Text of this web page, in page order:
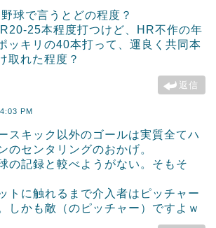
球で言うとどの程度？
25本程度打つけど、HR不作の年
ッキリの40本打って、運良く共同本
取れた程度？
返信
PM
スキック以外のゴールは実質全てハ
のセンタリングのおかげ。
の記録と較べようがない。そもそ
トに触れるまで介入者はピッチャー
しかも敵（のピッチャー）ですよｗ